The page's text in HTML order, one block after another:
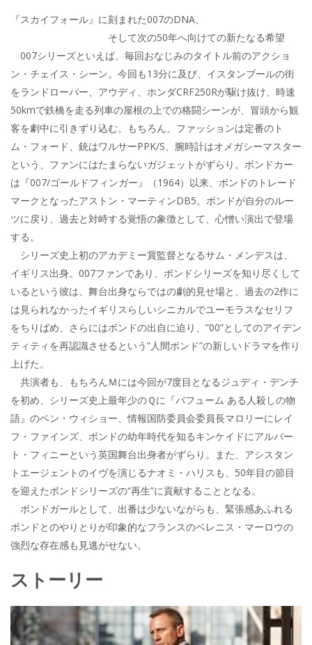
『スカイフォール』に刻まれた007のDNA、
そして次の50年へ向けての新たなる希望
007シリーズといえば、毎回おなじみのタイトル前のアクショ
ン・チェイス・シーン。今回も13分に及び、イスタンブールの街
をランドローバー、アウディ、ホンダCRF250Rが駆け抜け、時速
50kmで鉄橋を走る列車の屋根の上での格闘シーンが、冒頭から観
客を劇中に引きずり込む。もちろん、ファッションは定番のト
ム・フォード、銃はワルサーPPK/S、腕時計はオメガシーマスター
という、ファンにはたまらないガジェットがずらり。ボンドカー
は『007/ゴールドフィンガー』（1964）以来、ボンドのトレード
マークとなったアストン・マーティンDB5。ボンドが自分のルー
ツに戻り、過去と対峙する覚悟の象徴として、心憎い演出で登場
する。
シリーズ史上初のアカデミー賞監督となるサム・メンデスは、
イギリス出身。007ファンであり、ボンドシリーズを知り尽くして
いるという彼は、舞台出身ならではの劇的見せ場と、過去の2作に
は見られなかったイギリスらしいシニカルでユーモラスなセリフ
をちりばめ、さらにはボンドの出自に迫り、”00”としてのアイデン
ティティを再認識させるという”人間ボンド”の新しいドラマを作り
上げた。
共演者も、もちろんＭには今回が7度目となるジュディ・デンチ
を初め、シリーズ史上最年少のＱに『パフューム ある人殺しの物
語』のベン・ウィショー、情報国防委員会委員長マロリーにレイ
フ・ファインズ、ボンドの幼年時代を知るキンケイドにアルバー
ト・フィニーという英国舞台出身者がずらり。また、アシスタン
トエージェントのイヴを演じるナオミ・ハリスも、50年目の節目
を迎えたボンドシリーズの“再生”に貢献することとなる。
ボンドガールとして、出番は少ないながらも、緊張感あふれる
ボンドとのやりとりが印象的なフランスのベレニス・マーロウの
強烈な存在感も見逃がせない。
ストーリー